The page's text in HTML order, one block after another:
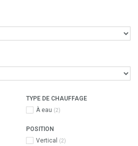
TYPE DE CHAUFFAGE
À eau (2)
POSITION
Vertical
(2)